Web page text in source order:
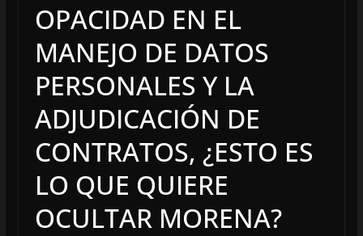
OPACIDAD EN EL
MANEJO DE DATOS
PERSONALES Y LA
ADJUDICACIÓN DE
CONTRATOS, ¿ESTO ES
LO QUE QUIERE
OCULTAR MORENA?